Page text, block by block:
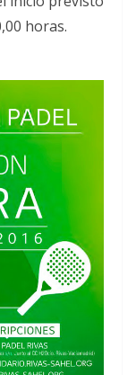
horas.